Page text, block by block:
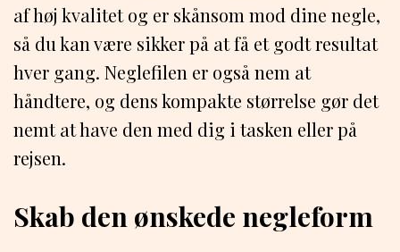
af høj kvalitet og er skånsom mod dine negle,
så du kan være sikker på at få et godt resultat
hver gang. Neglefilen er også nem at
håndtere, og dens kompakte størrelse gør det
nemt at have den med dig i tasken eller på
rejsen.
Skab den ønskede negleform